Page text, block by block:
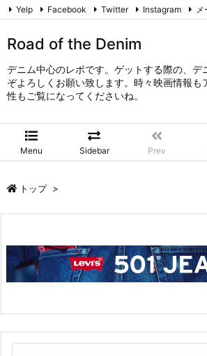
Road of the Denim
デニム中心のレポです。ゲットする際の、デ
ぞよろしくお願い致します。時々映画情報も
性もご覧になってくださいね。
Menu Sidebar Prev
Yelp Facebook Twitter Instagram
トップ >